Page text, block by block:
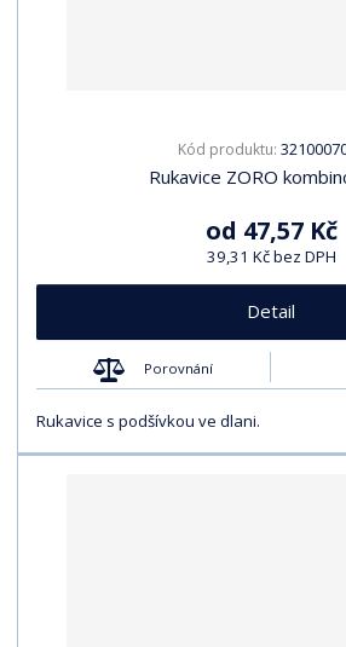
Kód produktu:
Rukavice ZORO
od 47,57 Kč
39,31 Kč bez DPH
Detail
Porovnání
Rukavice s podšívkou ve dlani.